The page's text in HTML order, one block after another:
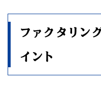
ファクタリン
イント